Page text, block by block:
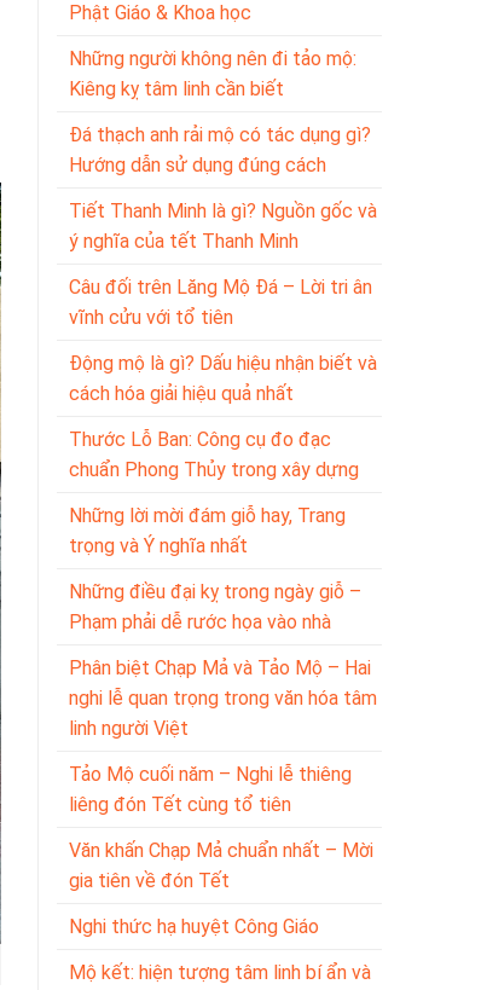
Phật Giáo & Khoa học
Những người không nên đi tảo mộ:
Kiêng kỵ tâm linh cần biết
Đá thạch anh rải mộ có tác dụng gì?
Hướng dẫn sử dụng đúng cách
Tiết Thanh Minh là gì? Nguồn gốc và
ý nghĩa của tết Thanh Minh
Câu đối trên Lăng Mộ Đá – Lời tri ân
vĩnh cửu với tổ tiên
Động mộ là gì? Dấu hiệu nhận biết và
cách hóa giải hiệu quả nhất
Thước Lỗ Ban: Công cụ đo đạc
chuẩn Phong Thủy trong xây dựng
Những lời mời đám giỗ hay, Trang
trọng và Ý nghĩa nhất
Những điều đại kỵ trong ngày giỗ –
Phạm phải dễ rước họa vào nhà
Phân biệt Chạp Mả và Tảo Mộ – Hai
nghi lễ quan trọng trong văn hóa tâm
linh người Việt
Tảo Mộ cuối năm – Nghi lễ thiêng
liêng đón Tết cùng tổ tiên
Văn khấn Chạp Mả chuẩn nhất – Mời
gia tiên về đón Tết
Nghi thức hạ huyệt Công Giáo
Mộ kết: hiện tượng tâm linh bí ẩn và